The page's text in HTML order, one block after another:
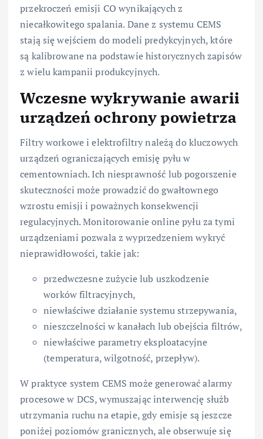
przekroczeń emisji CO wynikających z
niecałkowitego spalania. Dane z systemu CEMS
stają się wejściem do modeli predykcyjnych, które
są kalibrowane na podstawie historycznych zapisów
z wielu kampanii produkcyjnych.
Wczesne wykrywanie awarii
urządzeń ochrony powietrza
Filtry workowe i elektrofiltry należą do kluczowych
urządzeń ograniczających emisję pyłu w
cementowniach. Ich niesprawność lub pogorszenie
skuteczności może prowadzić do gwałtownego
wzrostu emisji i poważnych konsekwencji
regulacyjnych. Monitorowanie online pyłu za tymi
urządzeniami pozwala z wyprzedzeniem wykryć
nieprawidłowości, takie jak:
przedwczesne zużycie lub uszkodzenie
worków filtracyjnych,
niewłaściwe działanie systemu strzepywania,
nieszczelności w kanałach lub obejścia filtrów,
niewłaściwe parametry eksploatacyjne
(temperatura, wilgotność, przepływ).
W praktyce system CEMS może generować alarmy
procesowe w DCS, wymuszając interwencję służb
utrzymania ruchu na etapie, gdy emisje są jeszcze
poniżej poziomów granicznych, ale obserwuje się